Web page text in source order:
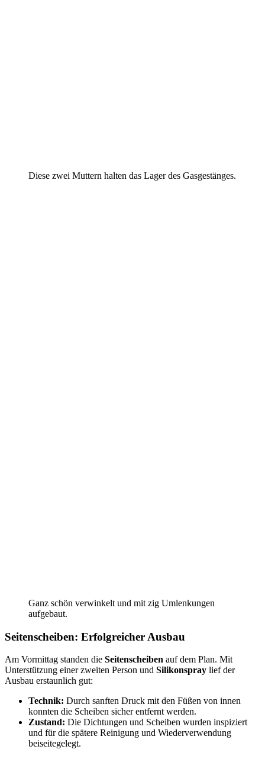
Diese zwei Muttern halten das Lager des Gasgestänges.
Ganz schön verwinkelt und mit zig Umlenkungen
aufgebaut.
Seitenscheiben: Erfolgreicher Ausbau
Am Vormittag standen die Seitenscheiben auf dem Plan. Mit
Unterstützung einer zweiten Person und Silikonspray lief der
Ausbau erstaunlich gut:
Technik: Durch sanften Druck mit den Füßen von innen
konnten die Scheiben sicher entfernt werden.
Zustand: Die Dichtungen und Scheiben wurden inspiziert
und für die spätere Reinigung und Wiederverwendung
beiseitegelegt.